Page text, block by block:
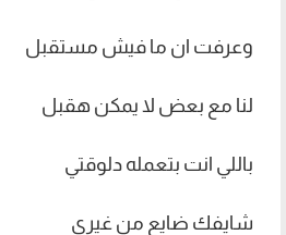
وعرفت ان ما فيش مستقبل
لنا مع بعض لا يمكن هقبل
باللي انت بتعمله دلوقتي
شايفك ضايع من غيري